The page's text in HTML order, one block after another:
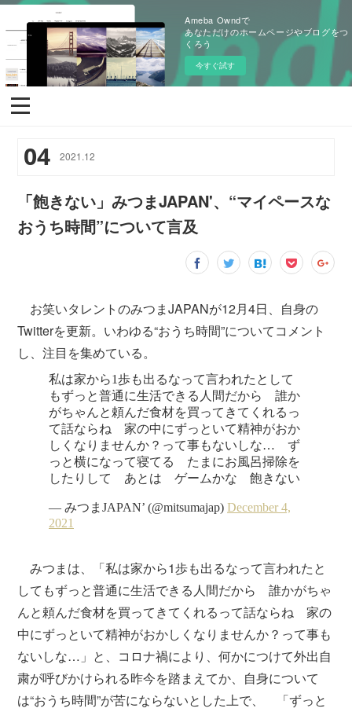
Ameba Owndで
あなただけのホームページやブログをつ
くろう
今すぐ試す
04 2021 .12
「飽きない」みつまJAPAN'、“マイペースな
おうち時間”について言及
お笑いタレントのみつまJAPANが12月4日、自身の
Twitterを更新。いわゆる“おうち時間”についてコメント
し、注目を集めている。
みつまは、「私は家から1歩も出るなって言われたと
してもずっと普通に生活できる人間だから 誰かがちゃ
んと頼んだ食材を買ってきてくれるって話ならね 家の
中にずっといて精神がおかしくなりませんか？って事も
ないしな…」と、コロナ禍により、何かにつけて外出自
粛が呼びかけられる昨今を踏まえてか、自身について
は“おうち時間”が苦にならないとした上で、 「ずっと